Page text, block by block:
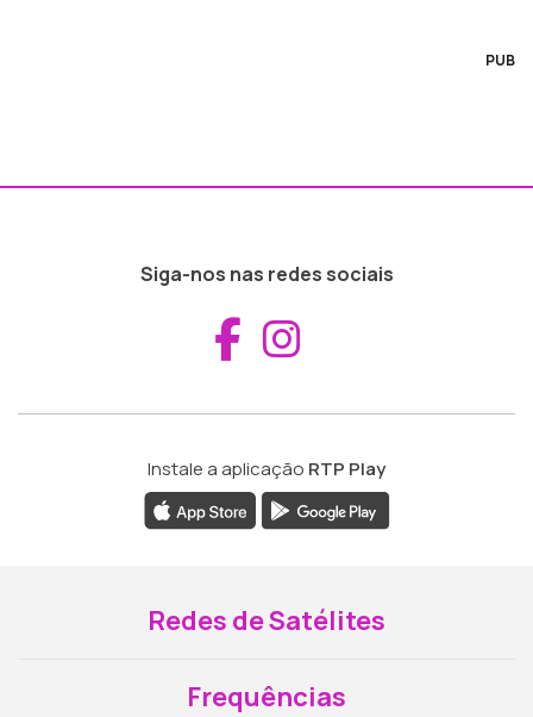
PUB
Siga-nos nas redes sociais
Aceder ao
Instale a aplicação RTP Play
Redes de Satélites
Frequências